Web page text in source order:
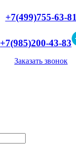
+7(499)755-63-81
+7(985)200-43-83
Заказать звонок